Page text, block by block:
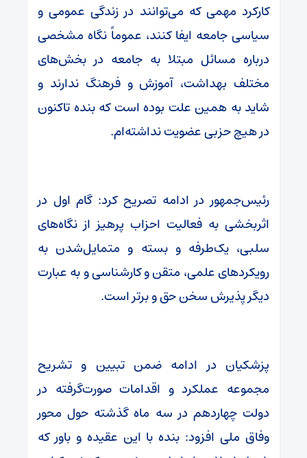
کارکرد مهمی که می‌توانند در زندگی عمومی و
سیاسی جامعه ایفا کنند، عموماً نگاه مشخصی
درباره مسائل مبتلا به جامعه در بخش‌های
مختلف بهداشت، آموزش و فرهنگ ندارند و
شاید به همین علت بوده است که بنده تاکنون
در هیچ حزبی عضویت نداشته‌ام.
رئیس‌جمهور در ادامه تصریح کرد: گام اول در
اثربخشی به فعالیت احزاب پرهیز از نگاه‌های
سلبی، یک‌طرفه و بسته و متمایل‌شدن به
رویکرد‌های علمی، متقن و کارشناسی و به عبارت
دیگر پذیرش سخن حق و برتر است.
پزشکیان در ادامه ضمن تبیین و تشریح
مجموعه عملکرد و اقدامات صورت‌گرفته در
دولت چهاردهم در سه ماه گذشته حول محور
وفاق ملی افزود: بنده با این عقیده و باور که